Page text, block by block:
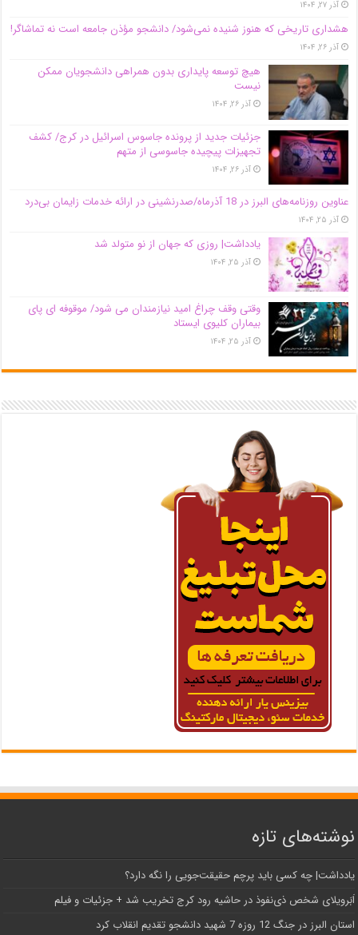
آذر ۲۷, ۱۴۰۴
هشداری تاریخی که هنوز شنیده نمی‌شود/ دانشجو مؤذن جامعه است نه تماشاگر!
آذر ۲۶, ۱۴۰۴
هیچ توسعه پایداری بدون همراهی دانشجویان ممکن
نیست
آذر ۲۶, ۱۴۰۴
جزئیات جدید از پرونده جاسوس اسرائیل در کرج/‌ کشف
تجهیزات پیچیده جاسوسی از متهم
آذر ۲۶, ۱۴۰۴
عناوین روزنامه‌های البرز در ‌18 آذرماه/صدرنشینی در ارائه خدمات زایمان بی‌درد
آذر ۲۵, ۱۴۰۴
یادداشت| روزی که جهان از نو متولد شد
آذر ۲۵, ۱۴۰۴
وقتی وقف چراغ امید نیازمندان می شود/ موقوفه ای پای
بیماران کلیوی ایستاد
آذر ۲۵, ۱۴۰۴
نوشته‌های تازه
یادداشت| ‌چه کسی باید پرچم حقیقت‌جویی را نگه دارد؟
اَبَر‌ویلای شخص ذی‌نفوذ در حاشیه‌ رود کرج تخریب شد + جزئیات و فیلم
استان البرز در جنگ 12 روزه 7 شهید دانشجو تقدیم انقلاب کرد